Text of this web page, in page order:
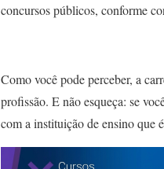
concursos públicos, conforme
Como você pode perceber, a
profissão. E não esqueça: se
com a instituição de ensino que